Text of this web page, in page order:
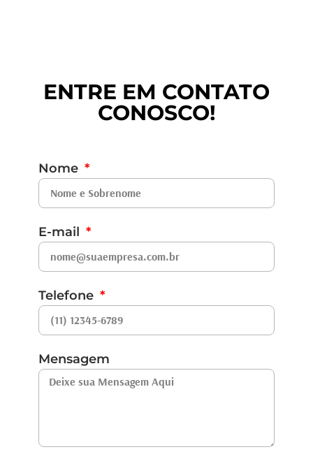
ENTRE EM CONTATO
CONOSCO!
Nome
E-mail
Telefone
Mensagem